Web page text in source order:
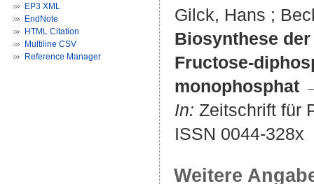
EP3 XML
EndNote
HTML Citation
Multiline CSV
Reference Manager
Gilck, Hans ;
Biosynthese
Fructose-
monophosphat
In: Zeitschrift für
ISSN 0044-328x
Weitere